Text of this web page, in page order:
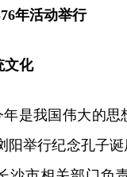
年活动举行
文化
是我国伟大的思
阳举行纪念孔子